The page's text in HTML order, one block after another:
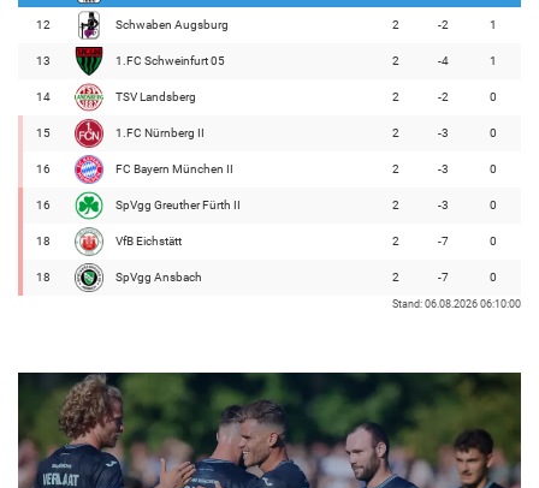
12 Schwaben Augsburg 2 -2 1
13 1.FC Schweinfurt 05 2 -4 1
14 TSV Landsberg 2 -2 0
15 1.FC Nürnberg II 2 -3 0
16 FC Bayern München II 2 -3 0
16 SpVgg Greuther Fürth II 2 -3 0
18 VfB Eichstätt 2 -7 0
18 SpVgg Ansbach 2 -7 0
Stand: 06.08.2026 06:10:00